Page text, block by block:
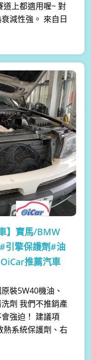
道上都適用喔~ 對
減性強。 來自日
】寶馬/BMW
引擎保護劑#油
推薦汽車
裝5W40機油、
劑 我們不推銷產
強迫！ 建議項
熱系統保護劑、右